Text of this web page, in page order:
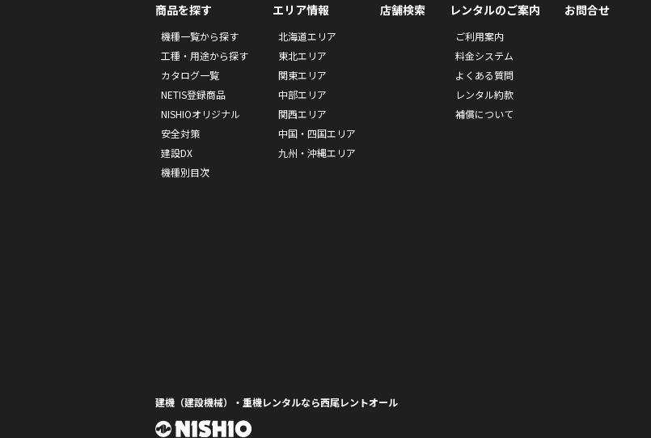
商品を探す
機種一覧から探す
工種・用途から探す
カタログ一覧
NETIS登録商品
NISHIOオリジナル
安全対策
建設DX
機種別目次
エリア情報
北海道エリア
東北エリア
関東エリア
中部エリア
関西エリア
中国・四国エリア
九州・沖縄エリア
店舗検索 レンタルのご案内
ご利用案内
料金システム
よくある質問
レンタル約款
補償について
お問合せ
建機（建設機械）・重機レンタルなら西尾レントオール